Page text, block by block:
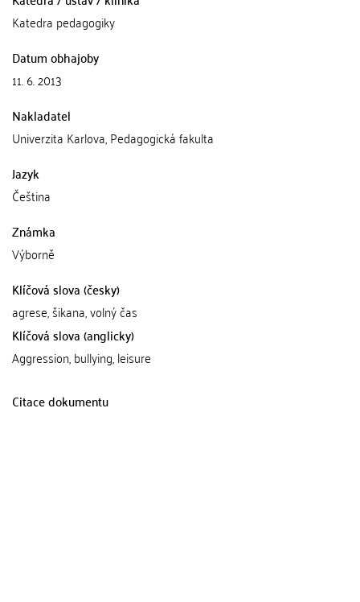
Katedra pedagogiky
Datum obhajoby
11. 6. 2013
Nakladatel
Univerzita Karlova, Pedagogická fakulta
Jazyk
Čeština
Známka
Výborně
Klíčová slova (česky)
agrese, šikana, volný čas
Klíčová slova (anglicky)
Aggression, bullying, leisure
Citace dokumentu